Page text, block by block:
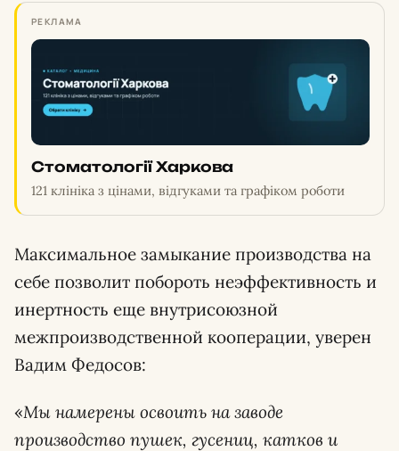
РЕКЛАМА
Стоматології Харкова
121 клініка з цінами, відгуками та графіком роботи
Максимальное замыкание производства на
себе позволит побороть неэффективность и
инертность еще внутрисоюзной
межпроизводственной кооперации, уверен
Вадим Федосов:
«Мы намерены освоить на заводе
производство пушек, гусениц, катков и